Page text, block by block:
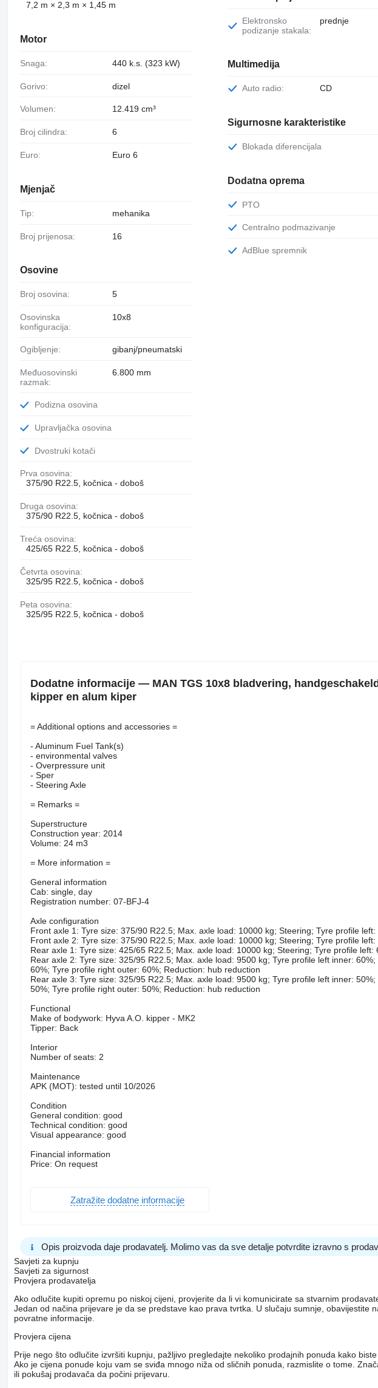
7,2 m × 2,3 m × 1,45 m
Motor
Snaga: 440 k.s. (323 kW)
Gorivo: dizel
Volumen: 12.419 cm³
Broj cilindra: 6
Euro: Euro 6
Mjenjač
Tip: mehanika
Broj prijenosa: 16
Osovine
Broj osovina: 5
Osovinska
konfiguracija:
10x8
Ogibljenje: gibanj/pneumatski
Međuosovinski
razmak:
6.800 mm
Podizna osovina
Upravljačka osovina
Dvostruki kotači
Prva osovina:
375/90 R22.5, kočnica - doboš
Druga osovina:
375/90 R22.5, kočnica - doboš
Treća osovina:
425/65 R22.5, kočnica - doboš
Četvrta osovina:
325/95 R22.5, kočnica - doboš
Peta osovina:
325/95 R22.5, kočnica - doboš
Elektronsko
podizanje stakala:
prednje
Multimedija
Auto radio: CD
Sigurnosne karakteristike
Blokada diferencijala
Dodatna oprema
PTO
Centralno podmazivanje
AdBlue spremnik
Dodatne informacije — MAN TGS 10x8 bladvering,
kipper en alum kiper
= Additional options and accessories =
- Aluminum Fuel Tank(s)
- environmental valves
- Overpressure unit
- Sper
- Steering Axle
= Remarks =
Superstructure
Construction year: 2014
Volume: 24 m3
= More information =
General information
Cab: single, day
Registration number: 07-BFJ-4
Axle configuration
Front axle 1: Tyre size: 375/90 R22.5; Max. axle load: 10000 kg; Steering; Tyre profile
Front axle 2: Tyre size: 375/90 R22.5; Max. axle load: 10000 kg; Steering; Tyre profile
Rear axle 1: Tyre size: 425/65 R22.5; Max. axle load: 10000 kg; Steering; Tyre profile left:
Rear axle 2: Tyre size: 325/95 R22.5; Max. axle load: 9500 kg; Tyre profile left inner:
60%; Tyre profile right outer: 60%; Reduction: hub reduction
Rear axle 3: Tyre size: 325/95 R22.5; Max. axle load: 9500 kg; Tyre profile left inner:
50%; Tyre profile right outer: 50%; Reduction: hub reduction
Functional
Make of bodywork: Hyva A.O. kipper - MK2
Tipper: Back
Interior
Number of seats: 2
Maintenance
APK (MOT): tested until 10/2026
Condition
General condition: good
Technical condition: good
Visual appearance: good
Financial information
Price: On request
Zatražite dodatne informacije
Opis proizvoda daje prodavatelj. Molimo vas da sve detalje potvrdite izravno s
Savjeti za kupnju
Savjeti za sigurnost
Provjera prodavatelja
Ako odlučite kupiti opremu po niskoj cijeni, provjerite da li vi komunicirate sa stvarnim
Jedan od načina prijevare je da se predstave kao prava tvrtka. U slučaju sumnje, obavijestite
povratne informacije.
Provjera cijena
Prije nego što odlučite izvršiti kupnju, pažljivo pregledajte nekoliko prodajnih ponuda kako
Ako je cijena ponude koju vam se sviđa mnogo niža od sličnih ponuda, razmislite o tome.
ili pokušaj prodavača da počini prijevaru.